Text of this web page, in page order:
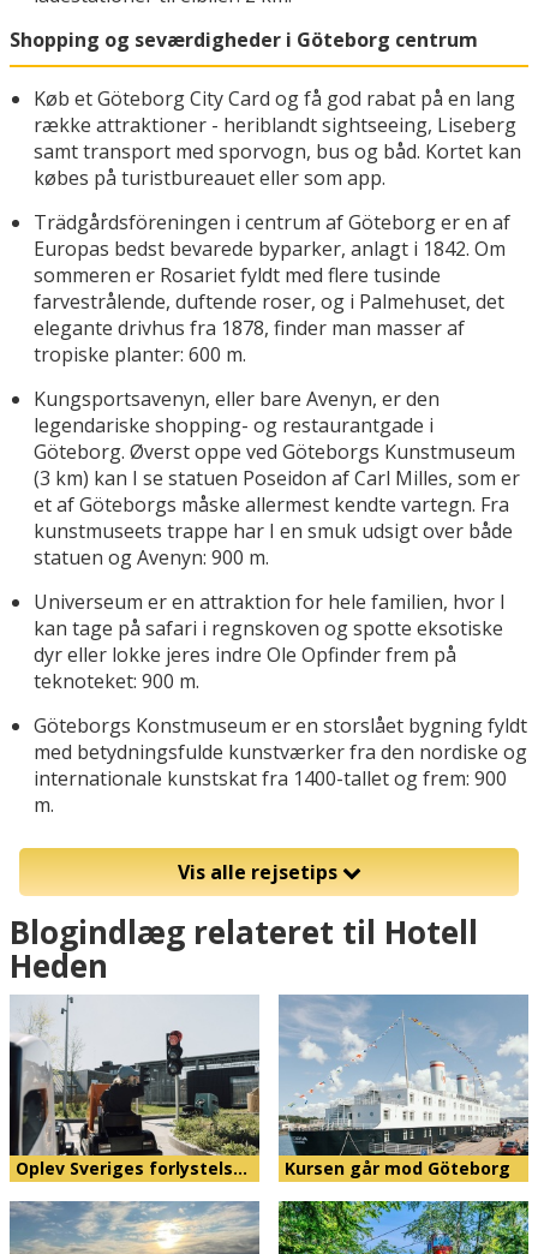
Shopping og seværdigheder i Göteborg centrum
Køb et Göteborg City Card og få god rabat på en lang
række attraktioner - heriblandt sightseeing, Liseberg
samt transport med sporvogn, bus og båd. Kortet kan
købes på turistbureauet eller som app.
Trädgårdsföreningen i centrum af Göteborg er en af
Europas bedst bevarede byparker, anlagt i 1842. Om
sommeren er Rosariet fyldt med flere tusinde
farvestrålende, duftende roser, og i Palmehuset, det
elegante drivhus fra 1878, finder man masser af
tropiske planter: 600 m.
Kungsportsavenyn, eller bare Avenyn, er den
legendariske shopping- og restaurantgade i
Göteborg. Øverst oppe ved Göteborgs Kunstmuseum
(3 km) kan I se statuen Poseidon af Carl Milles, som er
et af Göteborgs måske allermest kendte vartegn. Fra
kunstmuseets trappe har I en smuk udsigt over både
statuen og Avenyn: 900 m.
Universeum er en attraktion for hele familien, hvor I
kan tage på safari i regnskoven og spotte eksotiske
dyr eller lokke jeres indre Ole Opfinder frem på
teknoteket: 900 m.
Göteborgs Konstmuseum er en storslået bygning fyldt
med betydningsfulde kunstværker fra den nordiske og
internationale kunstskat fra 1400-tallet og frem: 900
m.
Vis alle rejsetips
Blogindlæg relateret til Hotell
Heden
Oplev Sveriges forlystels… Kursen går mod Göteborg